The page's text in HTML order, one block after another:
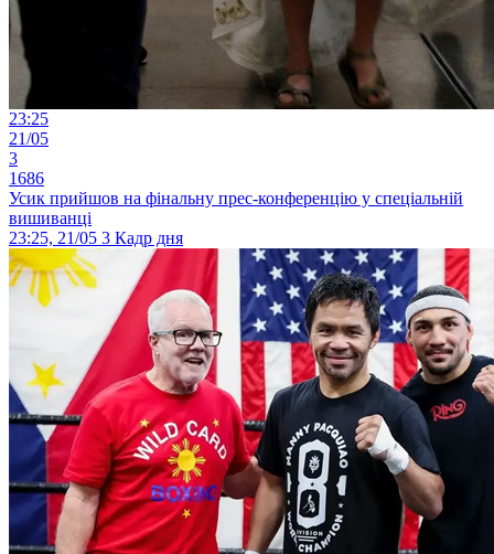
23:25
21/05
3
1686
Усик прийшов на фінальну прес-конференцію у спеціальній
вишиванці
23:25, 21/05 3 Кадр дня